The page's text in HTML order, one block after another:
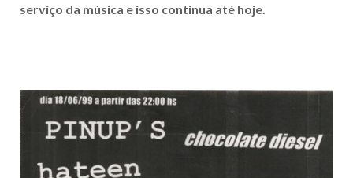
serviço da música e isso continua até hoje.